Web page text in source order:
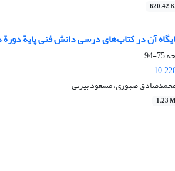
620.42 K
آن در کتاب‌های درسی دانش فنی پایة
75-94
صبوری، مسعود بیژنی
1.23 M